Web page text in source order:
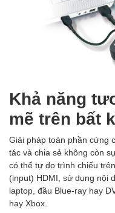
Khả năng
mẽ trên bất
Giải pháp toàn phần cứng
tác và chia sẻ không còn
có thể tự do trình chiếu
(input) HDMI, sử dụng nội
laptop, đầu Blue-ray hay
hay Xbox.